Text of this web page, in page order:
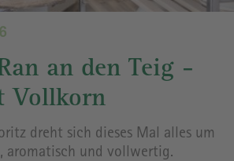
an den Teig -
Vollkorn
dreht sich dieses Mal alles um
aromatisch und vollwertig.